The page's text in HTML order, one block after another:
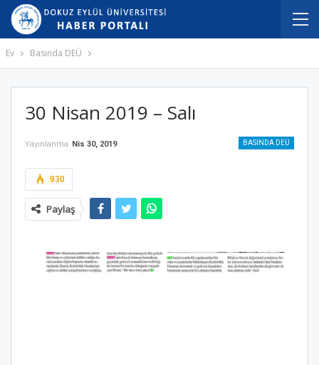
Ev Basında DEÜ
30 Nisan 2019 – Salı
BASINDA DEÜ
Yayınlanma Nis 30, 2019
930
Paylaş